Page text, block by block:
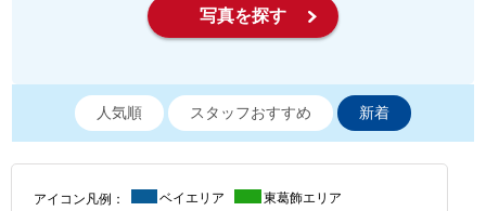
写真を探す
人気順 スタッフおすすめ 新着
アイコン凡例： ベイエリア
東葛飾エリア